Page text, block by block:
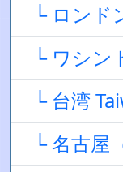
└ ロンド
└ ワシン
└ 台湾
└ 名古屋